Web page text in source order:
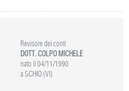
Revisore dei conti
DOTT. COLPO MICHELE
nato il 04/11/1990
a SCHIO (VI)